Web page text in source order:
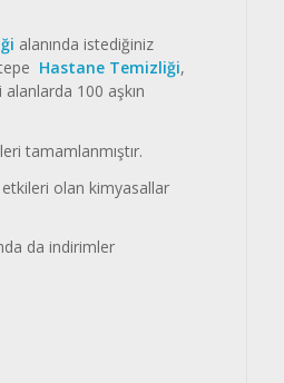
alanında istediğiniz
Hastane Temizliği,
alanlarda 100 aşkın
tamamlanmıştır.
etkileri olan kimyasallar
da indirimler